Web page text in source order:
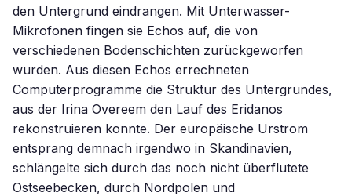
den Untergrund eindrangen. Mit Unterwasser-
Mikrofonen fingen sie Echos auf, die von
verschiedenen Bodenschichten zurückgeworfen
wurden. Aus diesen Echos errechneten
Computerprogramme die Struktur des Untergrundes,
aus der Irina Overeem den Lauf des Eridanos
rekonstruieren konnte. Der europäische Urstrom
entsprang demnach irgendwo in Skandinavien,
schlängelte sich durch das noch nicht überflutete
Ostseebecken, durch Nordpolen und